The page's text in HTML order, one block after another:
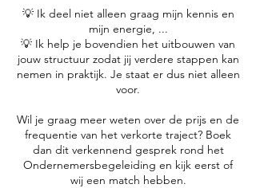
💡 Ik deel niet alleen graag mijn kennis en
mijn energie, ...
💡 Ik help je bovendien het uitbouwen van
jouw structuur zodat jij verdere stappen kan
nemen in praktijk. Je staat er dus niet alleen
voor.
Wil je graag meer weten over de prijs en de
frequentie van het verkorte traject? Boek
dan dit verkennend gesprek rond het
Ondernemersbegeleiding en kijk eerst of
wij een match hebben.